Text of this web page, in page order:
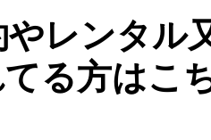
レンタル
る方はこ